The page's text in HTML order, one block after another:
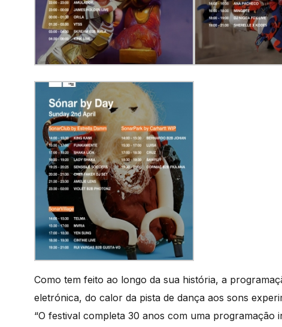
Como tem feito ao longo da sua história, a
eletrónica, do calor da pista de dança aos sons
“O festival completa 30 anos com uma